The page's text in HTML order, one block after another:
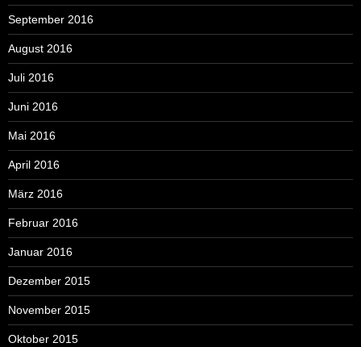
September 2016
August 2016
Juli 2016
Juni 2016
Mai 2016
April 2016
März 2016
Februar 2016
Januar 2016
Dezember 2015
November 2015
Oktober 2015